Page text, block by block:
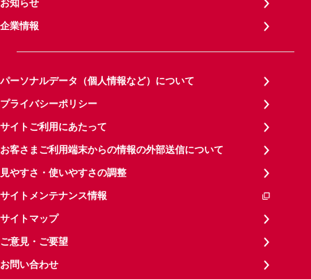
お知らせ
企業情報
パーソナルデータ（個人情報など）について
プライバシーポリシー
サイトご利用にあたって
お客さまご利用端末からの情報の外部送信について
見やすさ・使いやすさの調整
サイトメンテナンス情報
サイトマップ
ご意見・ご要望
お問い合わせ